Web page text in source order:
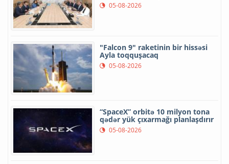
05-08-2026
"Falcon 9" raketinin bir hissəsi
Ayla toqquşacaq
05-08-2026
“SpaceX” orbitə 10 milyon tona
qədər yük çıxarmağı planlaşdırır
05-08-2026